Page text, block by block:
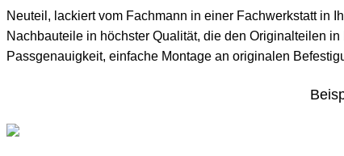
Neuteil, lackiert vom Fachmann in einer Fachwerkstatt in
Nachbauteile in höchster Qualität, die den Originalteilen
Passgenauigkeit, einfache Montage an originalen